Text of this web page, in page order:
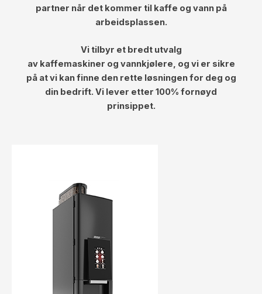
partner når det kommer til kaffe og vann på
arbeidsplassen.
Vi tilbyr et bredt utvalg
av kaffemaskiner og vannkjølere, og vi er sikre
på at vi kan finne den rette løsningen for deg og
din bedrift. Vi lever etter 100% fornøyd
prinsippet.